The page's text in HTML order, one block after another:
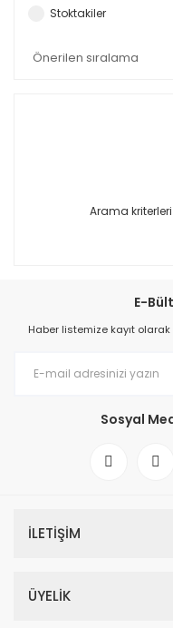
Stoktakiler
Arama
E-
Haber listemize kayıt
Sosyal
İLETİŞİM
ÜYELİK